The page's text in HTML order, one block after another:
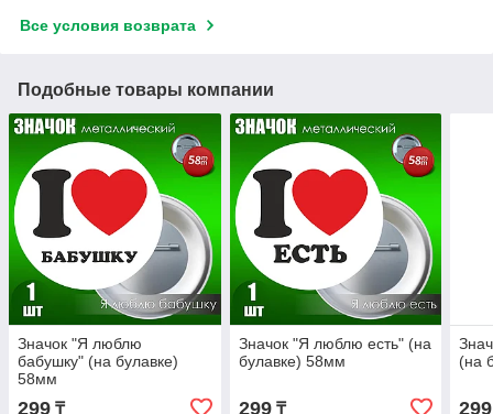
Все условия возврата
Подобные товары компании
Значок "Я люблю
бабушку" (на булавке)
58мм
299 ₸
Значок "Я люблю есть" (на
булавке) 58мм
299₸
(на
299